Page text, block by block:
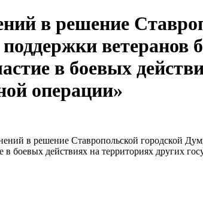
в решение
в боевых
операции»
в решение Ставропольской городской
действиях на территориях других